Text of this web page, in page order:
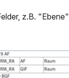
z.B. "Ebene"